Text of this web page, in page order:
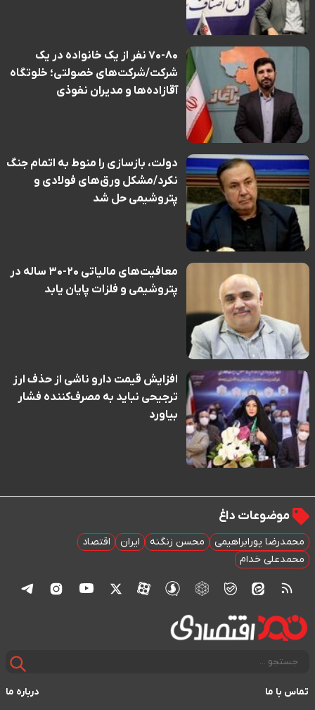
۷۰-۸۰ نفر از یک خانواده در یک
شرکت/شرکت‌های خصولتی؛ خلوتگاه
آقازاده‌ها و مدیران نفوذی
دولت، بازسازی را منوط به اتمام جنگ
نکرد/مشکل ورق‌های فولادی و
پتروشیمی حل شد
معافیت‌های مالیاتی ۲۰-۳۰ ساله در
پتروشیمی و فلزات پایان یابد
افزایش قیمت دارو ناشی از حذف ارز
ترجیحی نباید به مصرف‌کننده فشار
بیاورد
موضوعات داغ
محمدرضا پورابراهیمی محسن زنگنه ایران
اقتصاد
محمدعلی خدام
تماس با ما درباره ما